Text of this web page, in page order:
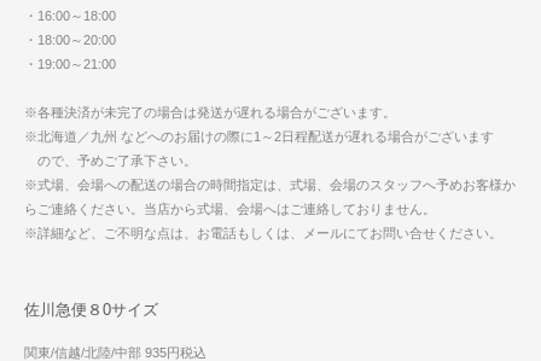
・16:00～18:00
・18:00～20:00
・19:00～21:00
※各種決済が未完了の場合は発送が遅れる場合がございます。
※北海道／九州 などへのお届けの際に1～2日程配送が遅れる場合がございます
ので、予めご了承下さい。
※式場、会場への配送の場合の時間指定は、式場、会場のスタッフへ予めお客様か
らご連絡ください。当店から式場、会場へはご連絡しておりません。
※詳細など、ご不明な点は、お電話もしくは、メールにてお問い合せください。
佐川急便８0サイズ
関東/信越/北陸/中部 935円税込